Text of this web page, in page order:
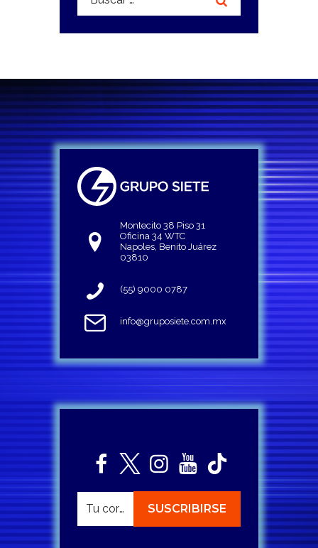
Montecito 38 Piso 31
Oficina 34 WTC
Napoles, Benito Juárez
03810
(55) 9000 0787
info@gruposiete.com.mx